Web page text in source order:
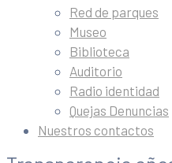
Red de parques
Museo
Biblioteca
Auditorio
Radio identidad
Quejas Denuncias
Nuestros contactos